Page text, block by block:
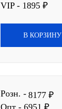
VIP - 1895 ₽
В КОРЗИНУ
Розн. - 8177 ₽
Опт - 6951 ₽